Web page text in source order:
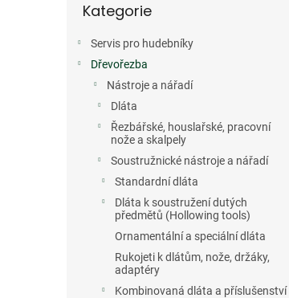
kategorie
Kategorie
Servis pro hudebníky
Dřevořezba
Nástroje a nářadí
Dláta
Řezbářské, houslařské, pracovní
nože a skalpely
Soustružnické nástroje a nářadí
Standardní dláta
Dláta k soustružení dutých
předmětů (Hollowing tools)
Ornamentální a speciální dláta
Rukojeti k dlátům, nože, držáky,
adaptéry
Kombinovaná dláta a příslušenství